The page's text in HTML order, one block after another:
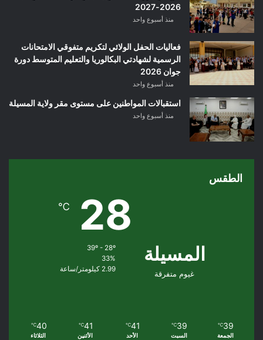
2026-2027
منذ أسبوع واحد
فعاليات الحفل الولائي لتكريم متفوقي الامتحانات
الرسمية لشهادتي البكالوريا والتعليم المتوسط دورة
جوان 2026
منذ أسبوع واحد
استقبالات المواطنين على مستوى مقر ولاية المسيلة
منذ أسبوع واحد
الطقس
المسيلة
غيوم متفرقة
28
℃
39º - 28º
33%
2.99 كيلومتر/ساعة
39
℃
الجمعة
39
℃
السبت
41
℃
الأحد
41
℃
الأثنين
40
℃
الثلاثاء